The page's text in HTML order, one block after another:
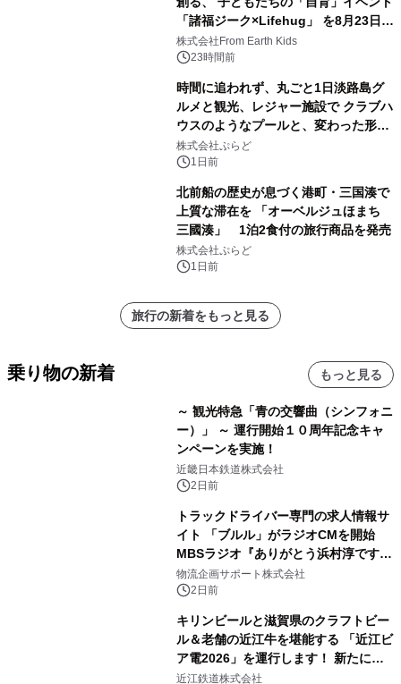
「諸福ジーク×Lifehug」 を8月23日
(日)開催
株式会社From Earth Kids
23時間前
時間に追われず、丸ごと1日淡路島グ
ルメと観光、レジャー施設で クラブハ
ウスのようなプールと、変わった形の
サウナも 「THE BOXY AWAJI」のお
得な素泊まり連泊プランで
株式会社ぷらど
1日前
北前船の歴史が息づく港町・三国湊で
上質な滞在を 「オーベルジュほまち
三國湊」 1泊2食付の旅行商品を発売
株式会社ぷらど
1日前
旅行の新着をもっと見る
乗り物の新着 もっと見る
～ 観光特急「青の交響曲（シンフォニ
ー）」 ～ 運行開始１０周年記念キャ
ンペーンを実施！
近畿日本鉄道株式会社
2日前
トラックドライバー専門の求人情報サ
イト 「ブルル」がラジオCMを開始
MBSラジオ『ありがとう浜村淳です』
にて8月1日(土)より
物流企画サポート株式会社
2日前
キリンビールと滋賀県のクラフトビー
ル＆老舗の近江牛を堪能する 「近江ビ
ア電2026」を運行します！ 新たに
「長濱浪漫ビール」が参加！キリン一
近江鉄道株式会社